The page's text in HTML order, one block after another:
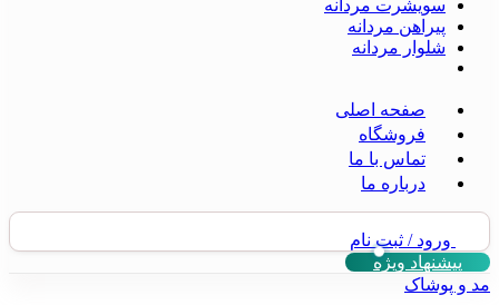
سویشرت مردانه
پیراهن مردانه
شلوار مردانه
صفحه اصلی
فروشگاه
تماس با ما
درباره ما
ورود / ثبت نام
پیشنهاد ویژه
مد و پوشاک